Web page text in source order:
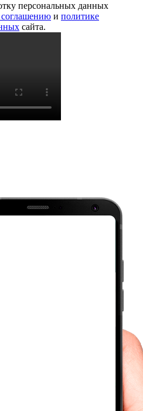
персональных данных
соглашению и политике
сайта.